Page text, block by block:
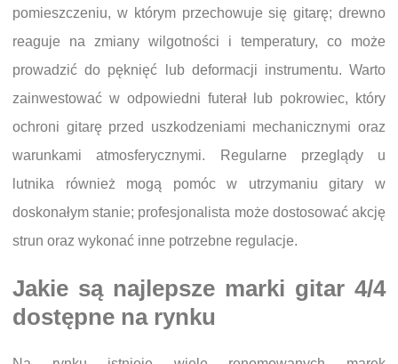
pomieszczeniu, w którym przechowuje się gitarę; drewno
reaguje na zmiany wilgotności i temperatury, co może
prowadzić do pęknięć lub deformacji instrumentu. Warto
zainwestować w odpowiedni futerał lub pokrowiec, który
ochroni gitarę przed uszkodzeniami mechanicznymi oraz
warunkami atmosferycznymi. Regularne przeglądy u
lutnika również mogą pomóc w utrzymaniu gitary w
doskonałym stanie; profesjonalista może dostosować akcję
strun oraz wykonać inne potrzebne regulacje.
Jakie są najlepsze marki gitar 4/4
dostępne na rynku